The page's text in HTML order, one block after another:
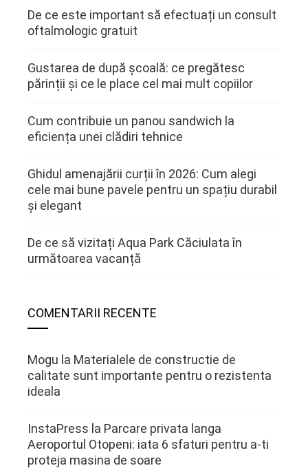
De ce este important să efectuați un consult
oftalmologic gratuit
Gustarea de după școală: ce pregătesc
părinții și ce le place cel mai mult copiilor
Cum contribuie un panou sandwich la
eficiența unei clădiri tehnice
Ghidul amenajării curții în 2026: Cum alegi
cele mai bune pavele pentru un spațiu durabil
și elegant
De ce să vizitați Aqua Park Căciulata în
următoarea vacanță
COMENTARII RECENTE
Mogu la Materialele de constructie de
calitate sunt importante pentru o rezistenta
ideala
InstaPress la Parcare privata langa
Aeroportul Otopeni: iata 6 sfaturi pentru a-ti
proteja masina de soare